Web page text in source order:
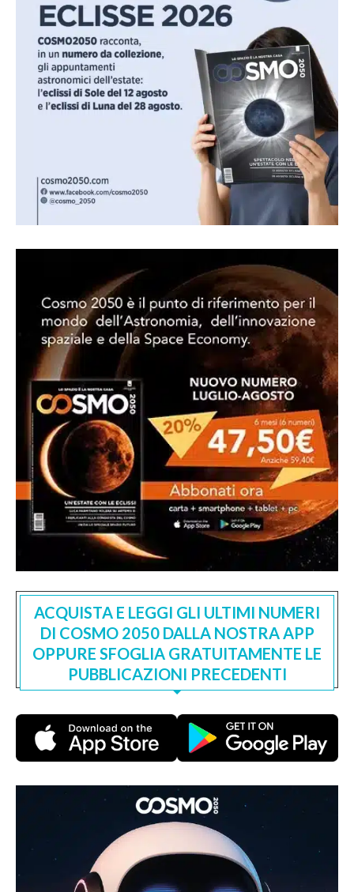
ACQUISTA E LEGGI GLI ULTIMI NUMERI
DI COSMO 2050 DALLA NOSTRA APP
OPPURE SFOGLIA GRATUITAMENTE LE
PUBBLICAZIONI PRECEDENTI